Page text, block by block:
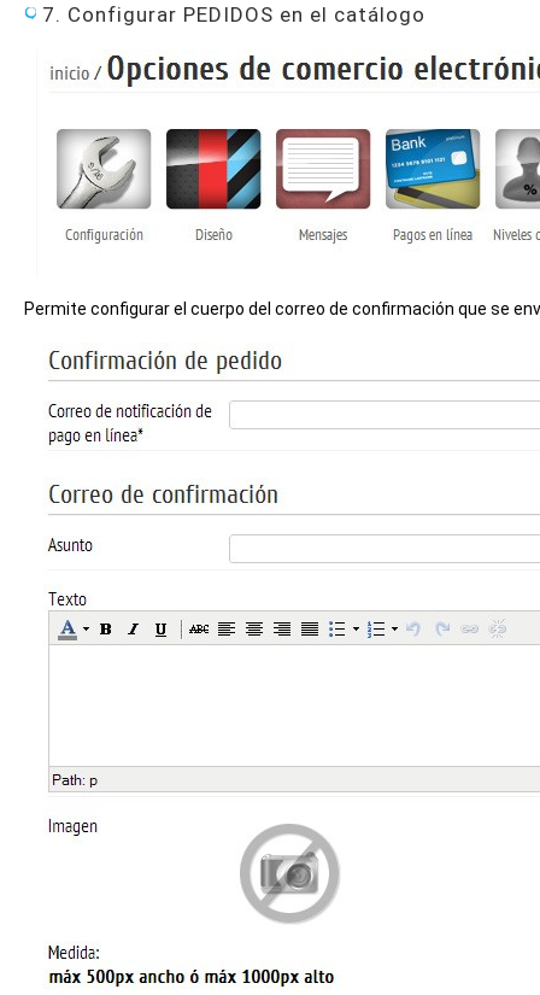
7. Configurar PEDIDOS en el catálogo
Permite configurar el cuerpo del correo de confirmación que se